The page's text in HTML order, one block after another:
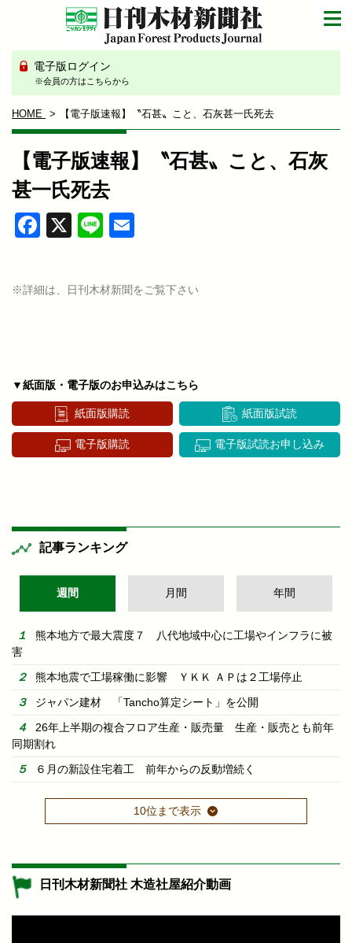
電子版ログイン
※会員の方はこちらから
HOME 【電子版速報】〝石甚〟こと、石灰甚一氏死去
【電子版速報】〝石甚〟こと、石灰
甚一氏死去
Facebook
X Line
※詳細は、日刊木材新聞をご覧下さい
▼紙面版・電子版のお申込みはこちら
紙面版購読 紙面版試読
電子版購読 電子版試読お申し込み
記事ランキング
週間 月間 年間
熊本地方で最大震度７ 八代地域中心に工場やインフラに被
害
熊本地震で工場稼働に影響 ＹＫＫ ＡＰは２工場停止
ジャパン建材 「Tancho算定シート」を公開
26年上半期の複合フロア生産・販売量 生産・販売とも前年
同期割れ
６月の新設住宅着工 前年からの反動増続く
10位まで表示
日刊木材新聞社 木造社屋紹介動画